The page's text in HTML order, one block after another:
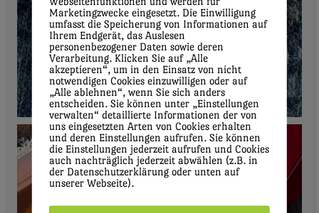
Marketingzwecke eingesetzt. Die Einwilligung
umfasst die Speicherung von Informationen auf
Ihrem Endgerät, das Auslesen
personenbezogener Daten sowie deren
Verarbeitung. Klicken Sie auf „Alle
akzeptieren“, um in den Einsatz von nicht
notwendigen Cookies einzuwilligen oder auf
„Alle ablehnen“, wenn Sie sich anders
entscheiden. Sie können unter „Einstellungen
verwalten“ detaillierte Informationen der von
uns eingesetzten Arten von Cookies erhalten
und deren Einstellungen aufrufen. Sie können
die Einstellungen jederzeit aufrufen und Cookies
auch nachträglich jederzeit abwählen (z.B. in
der Datenschutzerklärung oder unten auf
unserer Webseite).